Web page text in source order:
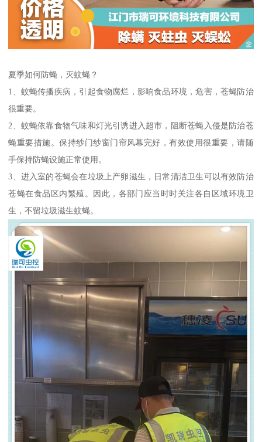
夏季如何防蝇，灭蚊蝇？
1、蚊蝇传播疾病，引起食物腐烂，影响食品环境，危害，苍蝇防治
很重要。
2、蚊蝇依靠食物气味和灯光引诱进入超市，阻断苍蝇入侵是防治苍
蝇重要措施。保持纱门纱窗门帘风幕完好，有效使用很重要，请随
手保持防蝇设施正常使用。
3、进入室的苍蝇会在垃圾上产卵滋生，日常清洁卫生可以有效防治
苍蝇在食品区内繁殖。因此，各部门应当时时关注各自区域环境卫
生，不留垃圾滋生蚊蝇。